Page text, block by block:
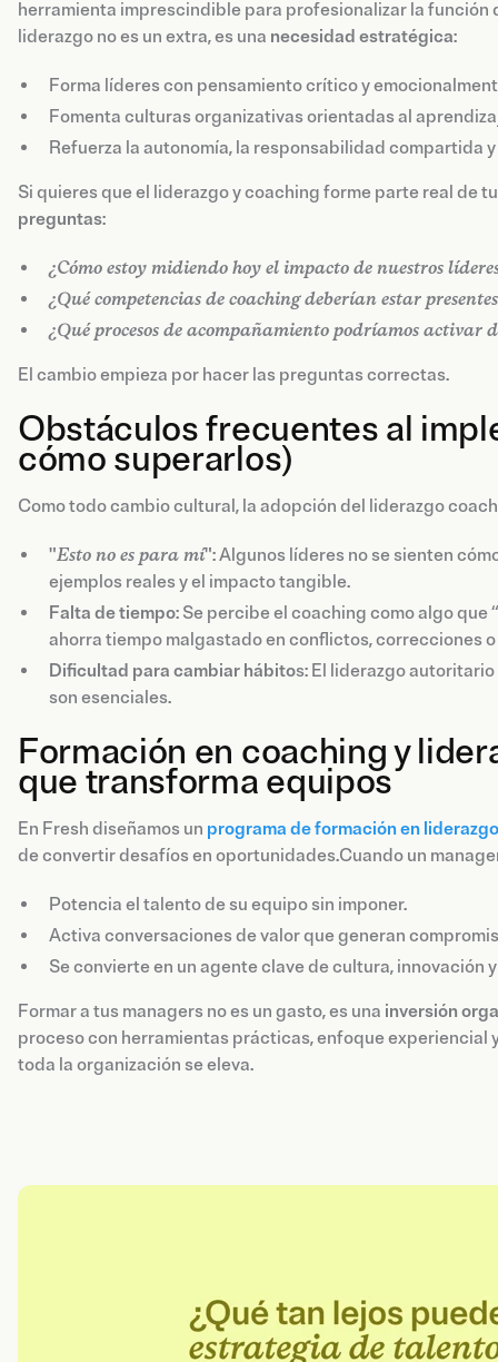
herramienta imprescindible para profesionalizar la
liderazgo no es un extra, es una necesidad estratégica:
Forma líderes con pensamiento crítico y
Fomenta culturas organizativas orientadas al
Refuerza la autonomía, la responsabilidad compartida
Si quieres que el liderazgo y coaching forme parte real de
preguntas:
¿Cómo estoy midiendo hoy el impacto de nuestros
¿Qué competencias de coaching deberían estar
¿Qué procesos de acompañamiento podríamos activar
El cambio empieza por hacer las preguntas correctas.
Obstáculos frecuentes al
cómo superarlos)
Como todo cambio cultural, la adopción del liderazgo
"Esto no es para mí": Algunos líderes no se sienten
ejemplos reales y el impacto tangible.
Falta de tiempo: Se percibe el coaching como algo que
ahorra tiempo malgastado en conflictos, correcciones
Dificultad para cambiar hábitos: El liderazgo
son esenciales.
Formación en coaching y
que transforma equipos
En Fresh diseñamos un programa de formación en liderazgo
de convertir desafíos en oportunidades.Cuando un
Potencia el talento de su equipo sin imponer.
Activa conversaciones de valor que generan
Se convierte en un agente clave de cultura, innovación
Formar a tus managers no es un gasto, es una inversión
proceso con herramientas prácticas, enfoque
toda la organización se eleva.